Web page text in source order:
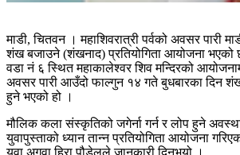
माडी, चितवन । महाशिवरात्री पर्वको अवसर पारी
शंख बजाउने (शंखनाद) प्रतियोगिता आयोजना भएको
वडा नं ६ स्थित महाकालेश्वर शिव मन्दिरको
अवसर पारी आउँदो फाल्गुन १४ गते बुधबारका दिन
हुने भएको हो ।
मौलिक कला संस्कृतिको जगेर्ना गर्न र लोप हुने
युवापुस्ताको ध्यान तान्न प्रतियोगिता आयोजना
युवा अगुवा हिरा पौडेलले जानकारी दिनुभयो ।